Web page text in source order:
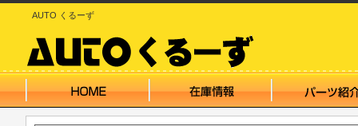
AUTO くるーず